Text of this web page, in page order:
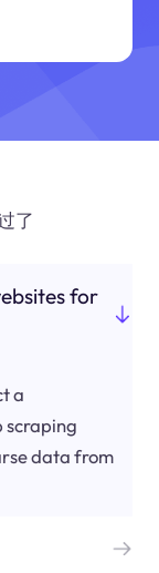
了
for
a
scraping
data from